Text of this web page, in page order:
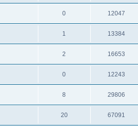
0 12047
1 13384
2 16653
0 12243
8 29806
20 67091